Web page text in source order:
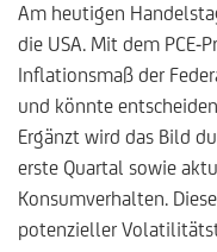
Am heutigen
die USA. Mit dem PCE-
Inflationsmaß der
und könnte
Ergänzt wird das Bild
erste Quartal sowie
Konsumverhalten.
potenzieller